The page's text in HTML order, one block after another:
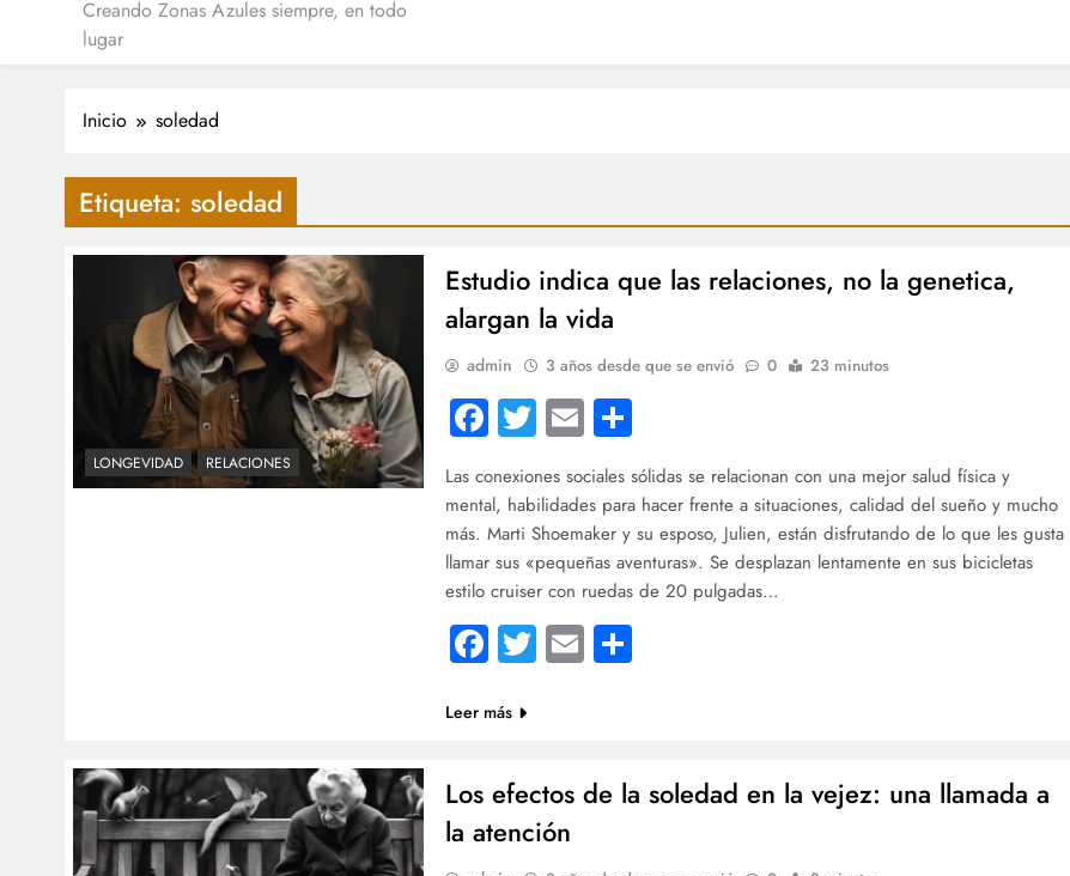
Creando Zonas Azules siempre, en todo
lugar
Inicio soledad
Etiqueta: soledad
LONGEVIDAD RELACIONES
Estudio indica que las relaciones, no la genetica,
alargan la vida
admin 3 años desde que se envió 0 23 minutos
Facebook
Twitter
Email
Las conexiones sociales sólidas se relacionan con una mejor salud física y
mental, habilidades para hacer frente a situaciones, calidad del sueño y mucho
más. Marti Shoemaker y su esposo, Julien, están disfrutando de lo que les gusta
llamar sus «pequeñas aventuras». Se desplazan lentamente en sus bicicletas
estilo cruiser con ruedas de 20 pulgadas…
Facebook
Twitter
Email
Leer más
Los efectos de la soledad en la vejez: una llamada a
la atención